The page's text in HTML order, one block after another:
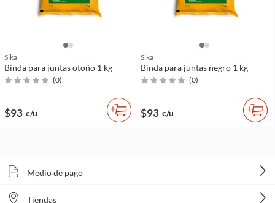
Sika
Binda para juntas otoño 1 kg
(0)
$93 c/u
Sika
Binda para juntas negro 1 kg
(0)
$93 c/u
Medio de pago
Tiendas